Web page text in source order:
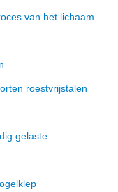
van het lichaam
roestvrijstalen
gelaste